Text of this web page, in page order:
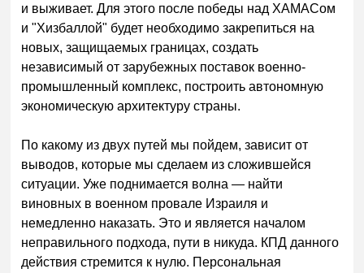
и выживает. Для этого после победы над ХАМАСом
и "Хизбаллой" будет необходимо закрепиться на
новых, защищаемых границах, создать
независимый от зарубежных поставок военно-
промышленный комплекс, построить автономную
экономическую архитектуру страны.
По какому из двух путей мы пойдем, зависит от
выводов, которые мы сделаем из сложившейся
ситуации. Уже поднимается волна — найти
виновных в военном провале Израиля и
немедленно наказать. Это и является началом
неправильного подхода, пути в никуда. КПД данного
действия стремится к нулю. Персональная